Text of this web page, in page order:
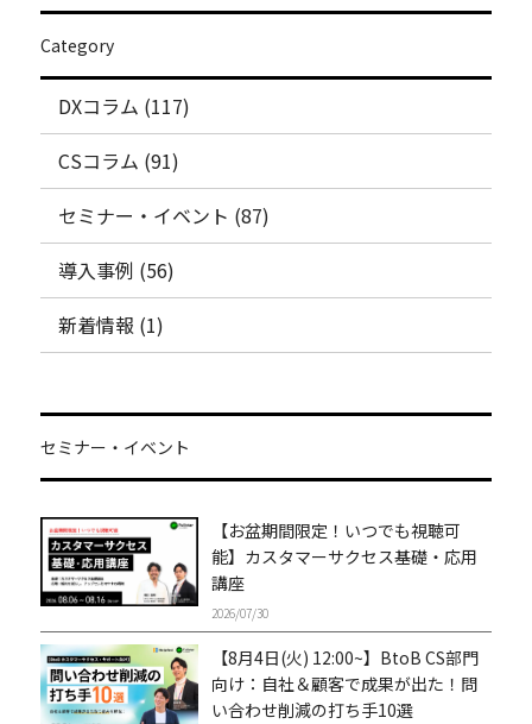
Category
DXコラム (117)
CSコラム (91)
セミナー・イベント (87)
導入事例 (56)
新着情報 (1)
セミナー・イベント
【お盆期間限定！いつでも視聴可
能】カスタマーサクセス基礎・応用
講座
2026/07/30
【8月4日(火) 12:00~】BtoB CS部門
向け：自社＆顧客で成果が出た！問
い合わせ削減の打ち手10選